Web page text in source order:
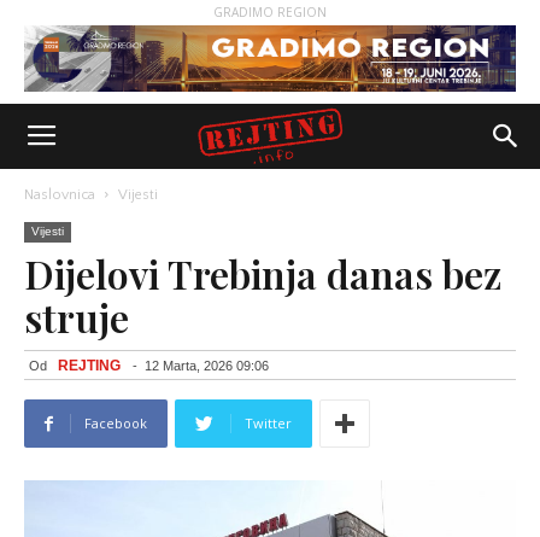
GRADIMO REGION
Naslovnica Vijesti
Vijesti
Dijelovi Trebinja danas bez
struje
Od REJTING - 12 Marta, 2026 09:06
Facebook Twitter